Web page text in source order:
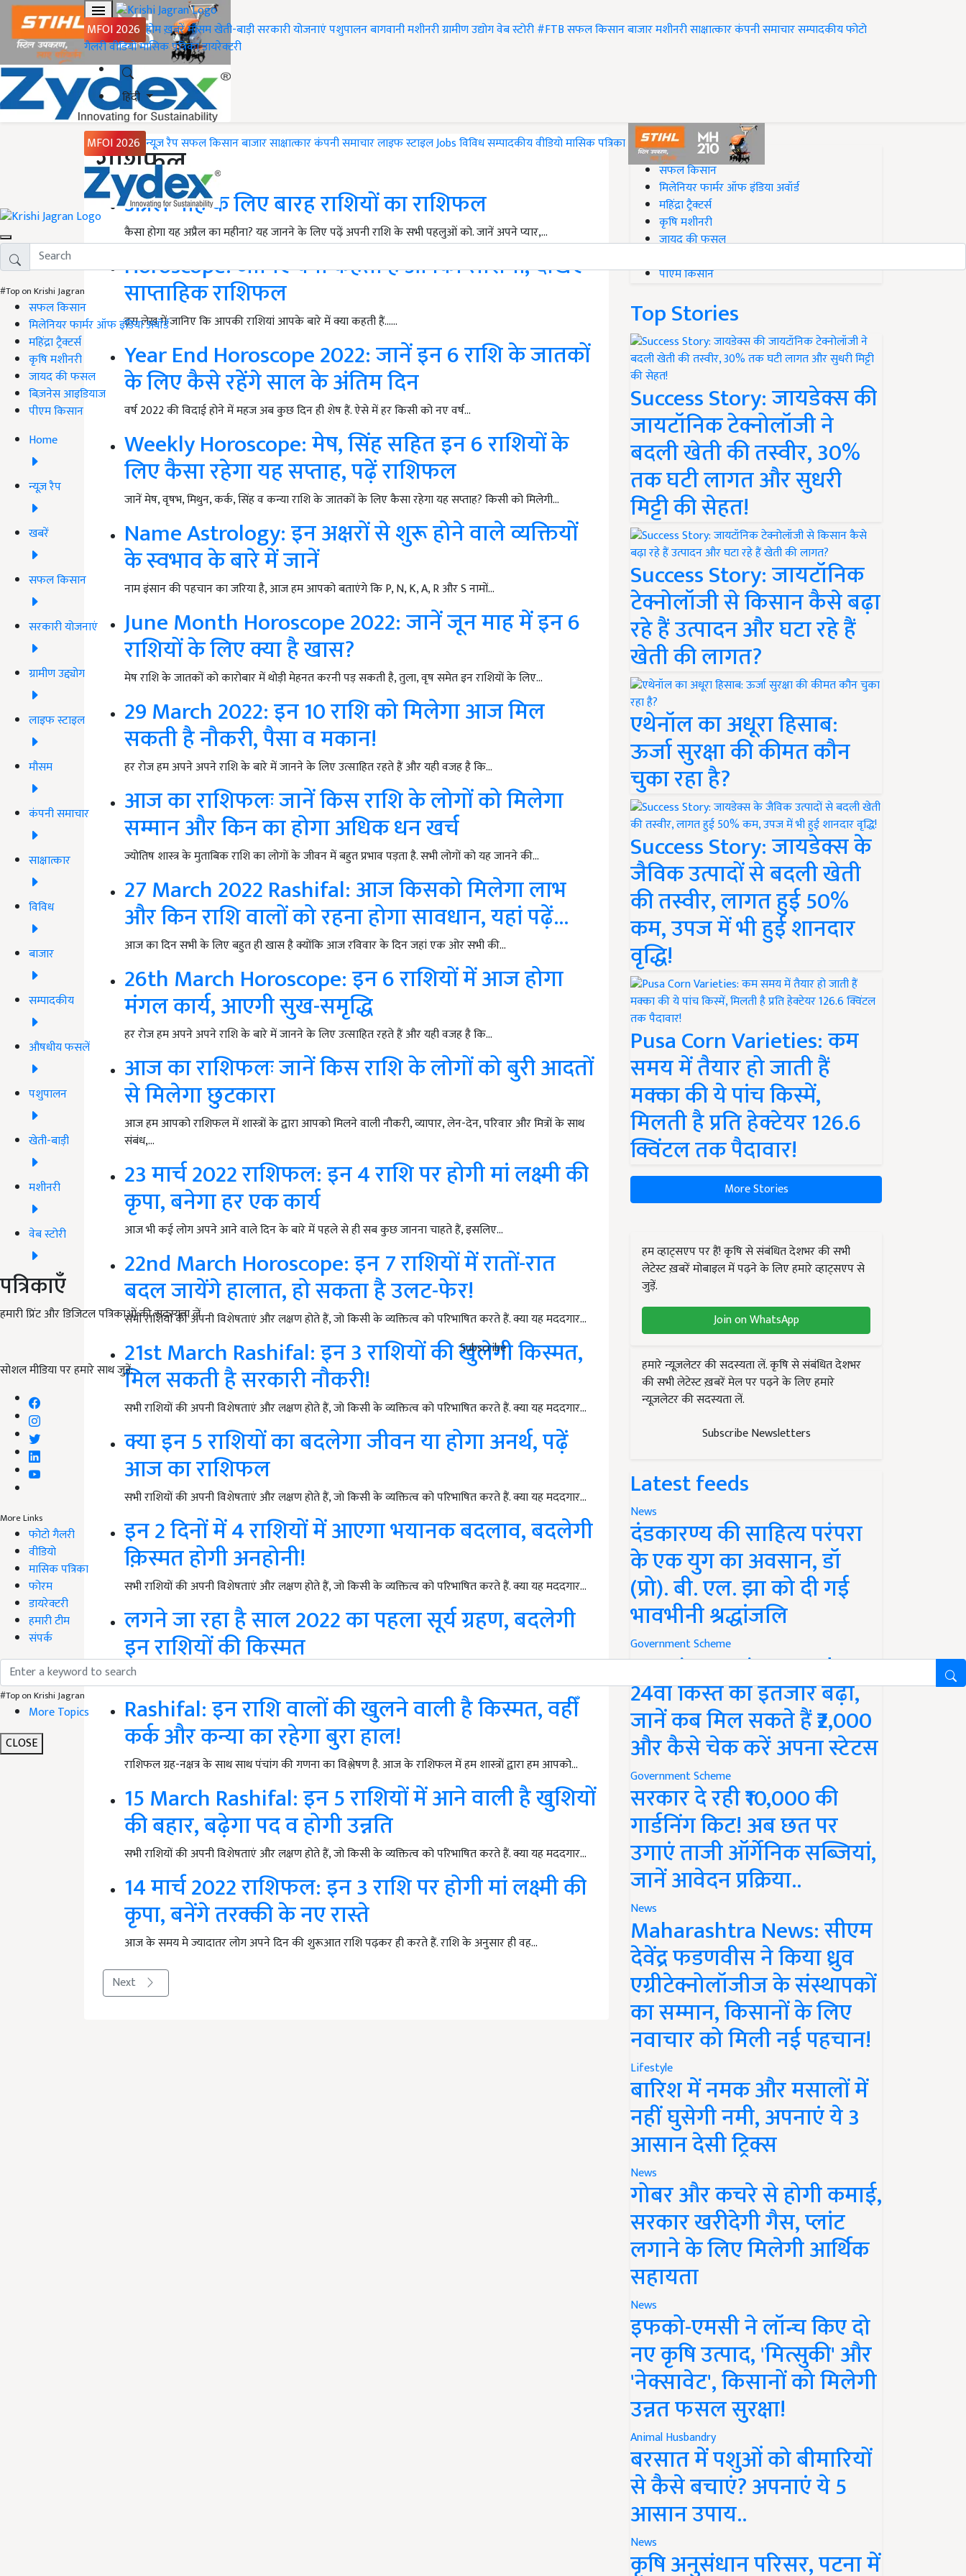
MFOI 2026 होमख़बरेंमौसमखेती-बाड़ीसरकारी योजनाएंपशुपालनबागवानीमशीनरीग्रामीण उद्योगवेब स्टोरी#FTBसफल किसानबाजारमशीनरीसाक्षात्कारकंपनी समाचारसम्पादकीयफोटो
गैलरीवीडियोमासिक पत्रिकाडायरेक्टरी
हिंदी
MFOI 2026 न्यूज़ रैपसफल किसानबाजारसाक्षात्कारकंपनी समाचारलाइफ स्टाइलJobsविविधसम्पादकीयवीडियोमासिक पत्रिका
#Top on Krishi Jagran
सफल किसान
मिलेनियर फार्मर ऑफ इंडिया अवॉर्ड
महिंद्रा ट्रैक्टर्स
कृषि मशीनरी
जायद की फसल
बिज़नेस आइडियाज
पीएम किसान
Home
न्यूज़ रैप
खबरें
सफल किसान
सरकारी योजनाएं
ग्रामीण उद्द्योग
लाइफ स्टाइल
मौसम
कंपनी समाचार
साक्षात्कार
विविध
बाजार
सम्पादकीय
औषधीय फसलें
पशुपालन
खेती-बाड़ी
मशीनरी
वेब स्टोरी
पत्रिकाएँ
हमारी प्रिंट और डिजिटल पत्रिकाओं की सदस्यता लें
Subscribe
सोशल मीडिया पर हमारे साथ जुड़ें:
More Links
फोटो गैलरी
वीडियो
मासिक पत्रिका
फोरम
डायरेक्टरी
हमारी टीम
संपर्क
#Top on Krishi Jagran
More Topics
CLOSE
राशिफल
अप्रैल माह के लिए बारह राशियों का राशिफल
कैसा होगा यह अप्रैल का महीना? यह जानने के लिए पढ़ें अपनी राशि के सभी पहलुओं को. जानें अपने प्यार,…
Horoscope: जानिए क्या कहती हैं आपकी राशियां, देखिए
साप्ताहिक राशिफल
इस लेख में जानिए कि आपकी राशियां आपके बारे में क्या कहती हैं...…
Year End Horoscope 2022: जानें इन 6 राशि के जातकों
के लिए कैसे रहेंगे साल के अंतिम दिन
वर्ष 2022 की विदाई होने में महज अब कुछ दिन ही शेष हैं. ऐसे में हर किसी को नए वर्ष…
Weekly Horoscope: मेष, सिंह सहित इन 6 राशियों के
लिए कैसा रहेगा यह सप्ताह, पढ़ें राशिफल
जानें मेष, वृषभ, मिथुन, कर्क, सिंह व कन्या राशि के जातकों के लिए कैसा रहेगा यह सप्ताह? किसी को मिलेगी…
Name Astrology: इन अक्षरों से शुरू होने वाले व्यक्तियों
के स्वभाव के बारे में जानें
नाम इंसान की पहचान का जरिया है, आज हम आपको बताएंगे कि P, N, K, A, R और S नामों…
June Month Horoscope 2022: जानें जून माह में इन 6
राशियों के लिए क्या है खास?
मेष राशि के जातकों को कारोबार में थोड़ी मेहनत करनी पड़ सकती है, तुला, वृष समेत इन राशियों के लिए…
29 March 2022: इन 10 राशि को मिलेगा आज मिल
सकती है नौकरी, पैसा व मकान!
हर रोज हम अपने अपने राशि के बारे में जानने के लिए उत्साहित रहते हैं और यही वजह है कि…
आज का राशिफलः जानें किस राशि के लोगों को मिलेगा
सम्मान और किन का होगा अधिक धन खर्च
ज्योतिष शास्त्र के मुताबिक राशि का लोगों के जीवन में बहुत प्रभाव पड़ता है. सभी लोगों को यह जानने की…
27 March 2022 Rashifal: आज किसको मिलेगा लाभ
और किन राशि वालों को रहना होगा सावधान, यहां पढ़ें...
आज का दिन सभी के लिए बहुत ही खास है क्योंकि आज रविवार के दिन जहां एक ओर सभी की…
26th March Horoscope: इन 6 राशियों में आज होगा
मंगल कार्य, आएगी सुख-समृद्धि
हर रोज हम अपने अपने राशि के बारे में जानने के लिए उत्साहित रहते हैं और यही वजह है कि…
आज का राशिफलः जानें किस राशि के लोगों को बुरी आदतों
से मिलेगा छुटकारा
आज हम आपको राशिफल में शास्त्रों के द्वारा आपको मिलने वाली नौकरी, व्यापार, लेन-देन, परिवार और मित्रों के साथ
संबंध,…
23 मार्च 2022 राशिफल: इन 4 राशि पर होगी मां लक्ष्मी की
कृपा, बनेगा हर एक कार्य
आज भी कई लोग अपने आने वाले दिन के बारे में पहले से ही सब कुछ जानना चाहते हैं, इसलिए…
22nd March Horoscope: इन 7 राशियों में रातों-रात
बदल जायेंगे हालात, हो सकता है उलट-फेर!
सभी राशियों की अपनी विशेषताएं और लक्षण होते हैं, जो किसी के व्यक्तित्व को परिभाषित करते हैं. क्या यह मददगार…
21st March Rashifal: इन 3 राशियों की खुलेगी किस्मत,
मिल सकती है सरकारी नौकरी!
सभी राशियों की अपनी विशेषताएं और लक्षण होते हैं, जो किसी के व्यक्तित्व को परिभाषित करते हैं. क्या यह मददगार…
क्या इन 5 राशियों का बदलेगा जीवन या होगा अनर्थ, पढ़ें
आज का राशिफल
सभी राशियों की अपनी विशेषताएं और लक्षण होते हैं, जो किसी के व्यक्तित्व को परिभाषित करते हैं. क्या यह मददगार…
इन 2 दिनों में 4 राशियों में आएगा भयानक बदलाव, बदलेगी
क़िस्मत होगी अनहोनी!
सभी राशियों की अपनी विशेषताएं और लक्षण होते हैं, जो किसी के व्यक्तित्व को परिभाषित करते हैं. क्या यह मददगार…
लगने जा रहा है साल 2022 का पहला सूर्य ग्रहण, बदलेगी
इन राशियों की किस्मत
साल 2022 का पहला सूर्य ग्रहण 30 अप्रैल 2022 को लगने जा रहा है. इस ग्रहण के लगने से कई…
Rashifal: इन राशि वालों की खुलने वाली है किस्मत, वहीँ
कर्क और कन्या का रहेगा बुरा हाल!
राशिफल ग्रह-नक्षत्र के साथ साथ पंचांग की गणना का विश्लेषण है. आज के राशिफल में हम शास्त्रों द्वारा हम आपको…
15 March Rashifal: इन 5 राशियों में आने वाली है खुशियों
की बहार, बढ़ेगा पद व होगी उन्नति
सभी राशियों की अपनी विशेषताएं और लक्षण होते हैं, जो किसी के व्यक्तित्व को परिभाषित करते हैं. क्या यह मददगार…
14 मार्च 2022 राशिफल: इन 3 राशि पर होगी मां लक्ष्मी की
कृपा, बनेंगे तरक्की के नए रास्ते
आज के समय मे ज्यादातर लोग अपने दिन की शुरूआत राशि पढ़कर ही करते हैं. राशि के अनुसार ही वह…
Next
#Top on Krishi Jagran
सफल किसान
मिलेनियर फार्मर ऑफ इंडिया अवॉर्ड
महिंद्रा ट्रैक्टर्स
कृषि मशीनरी
जायद की फसल
पीएम किसान
Top Stories
Success Story: जायडेक्स की
जायटॉनिक टेक्नोलॉजी ने
बदली खेती की तस्वीर, 30%
तक घटी लागत और सुधरी
मिट्टी की सेहत!
Success Story: जायटॉनिक
टेक्नोलॉजी से किसान कैसे बढ़ा
रहे हैं उत्पादन और घटा रहे हैं
खेती की लागत?
एथेनॉल का अधूरा हिसाब:
ऊर्जा सुरक्षा की कीमत कौन
चुका रहा है?
Success Story: जायडेक्स के
जैविक उत्पादों से बदली खेती
की तस्वीर, लागत हुई 50%
कम, उपज में भी हुई शानदार
वृद्धि!
Pusa Corn Varieties: कम
समय में तैयार हो जाती हैं
मक्का की ये पांच किस्में,
मिलती है प्रति हेक्टेयर 126.6
क्विंटल तक पैदावार!
More Stories
हम व्हाट्सएप पर हैं! कृषि से संबंधित देशभर की सभी
लेटेस्ट ख़बरें मोबाइल में पढ़ने के लिए हमारे व्हाट्सएप से
जुड़ें.
Join on WhatsApp
हमारे न्यूज़लेटर की सदस्यता लें. कृषि से संबंधित देशभर
की सभी लेटेस्ट ख़बरें मेल पर पढ़ने के लिए हमारे
न्यूज़लेटर की सदस्यता लें.
Subscribe Newsletters
Latest feeds
News
दंडकारण्य की साहित्य परंपरा
के एक युग का अवसान, डॉ
(प्रो). बी. एल. झा को दी गई
भावभीनी श्रद्धांजलि
Government Scheme
PM Kisan Yojana Update:
24वीं किस्त का इंतजार बढ़ा,
जानें कब मिल सकते हैं ₹2,000
और कैसे चेक करें अपना स्टेटस
Government Scheme
सरकार दे रही ₹10,000 की
गार्डनिंग किट! अब छत पर
उगाएं ताजी ऑर्गेनिक सब्जियां,
जानें आवेदन प्रक्रिया..
News
Maharashtra News: सीएम
देवेंद्र फडणवीस ने किया ध्रुव
एग्रीटेक्नोलॉजीज के संस्थापकों
का सम्मान, किसानों के लिए
नवाचार को मिली नई पहचान!
Lifestyle
बारिश में नमक और मसालों में
नहीं घुसेगी नमी, अपनाएं ये 3
आसान देसी ट्रिक्स
News
गोबर और कचरे से होगी कमाई,
सरकार खरीदेगी गैस, प्लांट
लगाने के लिए मिलेगी आर्थिक
सहायता
News
इफको-एमसी ने लॉन्च किए दो
नए कृषि उत्पाद, 'मित्सुकी' और
'नेक्सावेट', किसानों को मिलेगी
उन्नत फसल सुरक्षा!
Animal Husbandry
बरसात में पशुओं को बीमारियों
से कैसे बचाएं? अपनाएं ये 5
आसान उपाय..
News
कृषि अनुसंधान परिसर, पटना में